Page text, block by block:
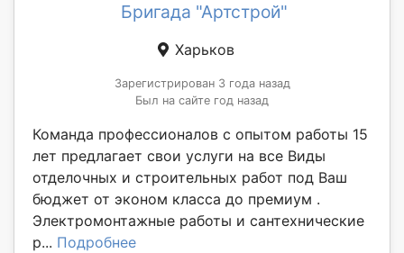
Бригада "Артстрой"
Харьков
Зарегистрирован 3 года назад
Был на сайте год назад
Команда профессионалов с опытом работы 15
лет предлагает свои услуги на все Виды
отделочных и строительных работ под Ваш
бюджет от эконом класса до премиум .
Электромонтажные работы и сантехнические
р... Подробнее